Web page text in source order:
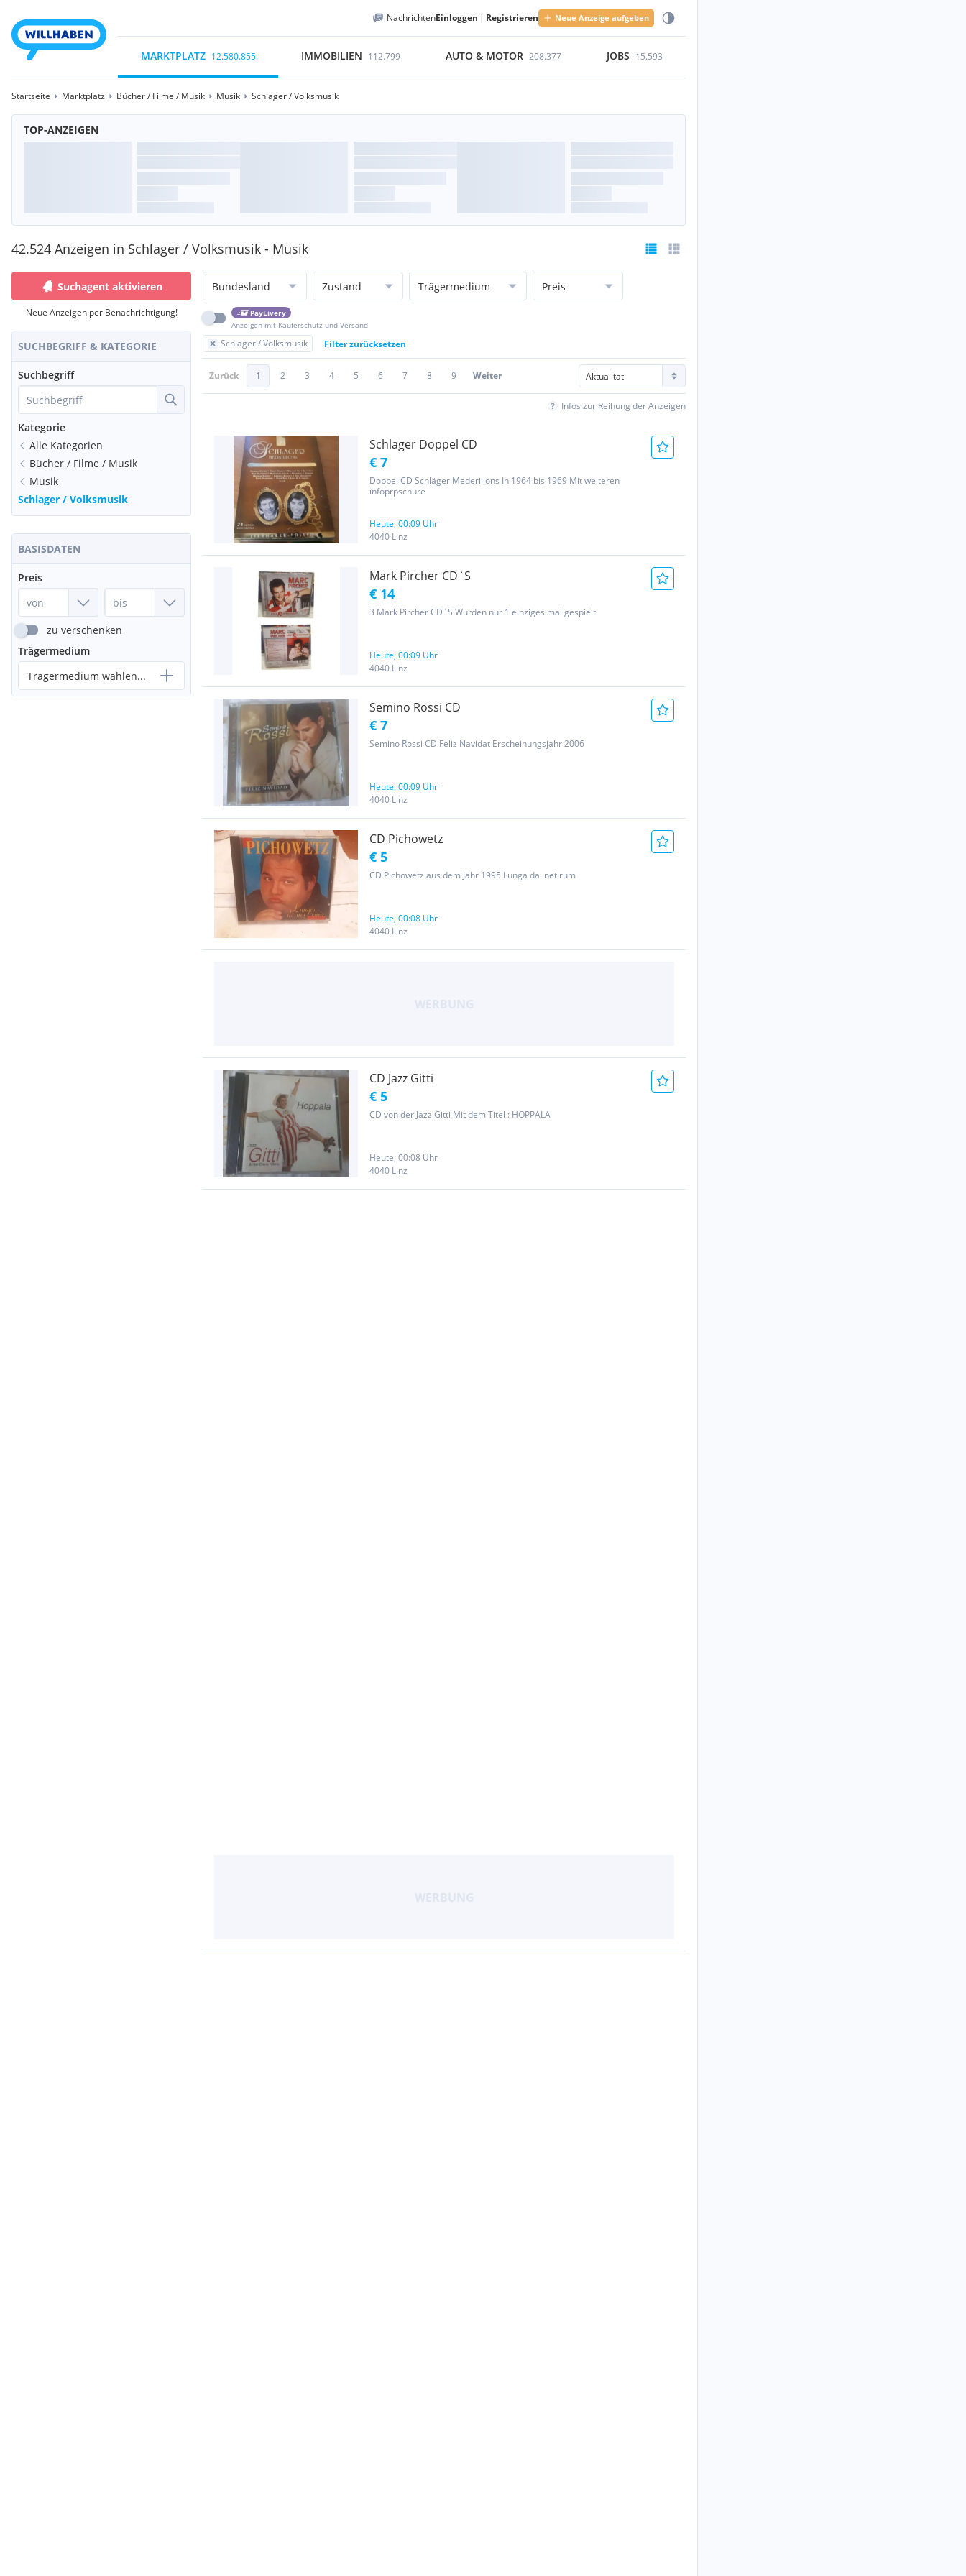
NachrichtenEinloggen | Registrieren Neue Anzeige aufgeben
MARKTPLATZ 12.580.855 IMMOBILIEN 112.799 AUTO & MOTOR 208.377 JOBS 15.593
Startseite Marktplatz Bücher / Filme / Musik Musik Schlager / Volksmusik
TOP-ANZEIGEN
42.524 Anzeigen in Schlager / Volksmusik - Musik
Suchagent aktivieren
Neue Anzeigen per Benachrichtigung!
SUCHBEGRIFF & KATEGORIE
Suchbegriff
Kategorie
Alle Kategorien
Bücher / Filme / Musik
Musik
Schlager / Volksmusik
BASISDATEN
Preis
zu verschenken
Trägermedium
Trägermedium wählen...
Bundesland Zustand Trägermedium Preis
PayLivery
Anzeigen mit Käuferschutz und Versand
Schlager / Volksmusik Filter zurücksetzen
Zurück 1 2 3 4 5 6 7 8 9 Weiter
Infos zur Reihung der Anzeigen
Schlager Doppel CD
€ 7
Doppel CD Schläger Mederillons In 1964 bis 1969 Mit weiteren
infoprpschüre
Heute, 00:09 Uhr
4040 Linz
Mark Pircher CD`S
€ 14
3 Mark Pircher CD`S Wurden nur 1 einziges mal gespielt
Heute, 00:09 Uhr
4040 Linz
Semino Rossi CD
€ 7
Semino Rossi CD Feliz Navidat Erscheinungsjahr 2006
Heute, 00:09 Uhr
4040 Linz
CD Pichowetz
€ 5
CD Pichowetz aus dem Jahr 1995 Lunga da .net rum
Heute, 00:08 Uhr
4040 Linz
CD Jazz Gitti
€ 5
CD von der Jazz Gitti Mit dem Titel : HOPPALA
Heute, 00:08 Uhr
4040 Linz